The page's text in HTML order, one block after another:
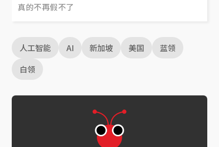
真的不再假不了
人工智能 AI 新加坡 美国
蓝领
白领